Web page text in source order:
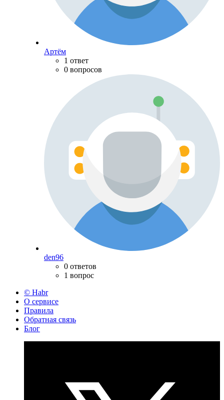
Артём
1 ответ
0 вопросов
den96
0 ответов
1 вопрос
© Habr
О сервисе
Правила
Обратная связь
Блог